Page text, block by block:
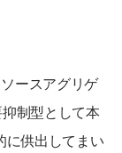
ースアグリゲ
制型として本
に供出してまい